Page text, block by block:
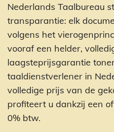
Nederlands Taalbureau
transparantie: elk
volgens het
vooraf een helder,
laagsteprijsgarantie
taaldienstverlener in
volledige prijs van de
profiteert u dankzij een
0% btw.